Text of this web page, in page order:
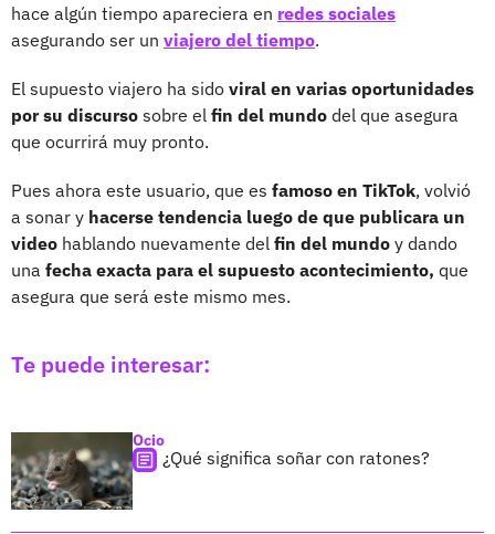
hace algún tiempo apareciera en redes sociales
asegurando ser un viajero del tiempo.
El supuesto viajero ha sido viral en varias oportunidades
por su discurso sobre el fin del mundo del que asegura
que ocurrirá muy pronto.
Pues ahora este usuario, que es famoso en TikTok, volvió
a sonar y hacerse tendencia luego de que publicara un
video hablando nuevamente del fin del mundo y dando
una fecha exacta para el supuesto acontecimiento, que
asegura que será este mismo mes.
Te puede interesar:
Ocio
¿Qué significa soñar con ratones?